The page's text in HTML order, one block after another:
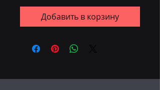
Добавить в корзину